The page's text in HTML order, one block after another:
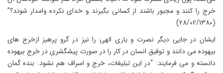
خرج را كنند و مجبور باشند از كسانى بگيرند و خداى نكرده وامدار شوند؟”
(28/02/1380)
ایشان در جایی دیگر نصرت و یاری الهی را نیز در گرو پرهیز ازخرج های
بیهوده می دانند و توفیق انسان در کار را در صورت پیشگشری در خرج بیهوده
دانسته و می فرمایند: “در اين تبليغات، خرج و اسراف هم نشود. بنده گمان